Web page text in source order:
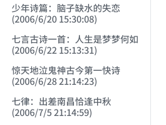
少年诗篇：脑子缺水的失恋
(2006/6/20 15:30:08)
七言古诗一首：人生是梦梦何如
(2006/6/22 15:13:31)
惊天地泣鬼神古今第一快诗
(2006/6/28 21:14:23)
七律：出差南昌恰逢中秋
(2006/7/5 21:14:59)